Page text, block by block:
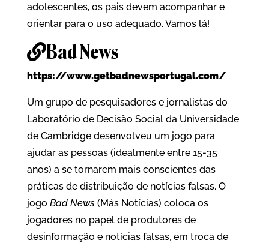
adolescentes, os pais devem acompanhar e
orientar para o uso adequado. Vamos lá!
Bad News
https://www.getbadnewsportugal.com/
Um grupo de pesquisadores e jornalistas do
Laboratório de Decisão Social da Universidade
de Cambridge desenvolveu um jogo para
ajudar as pessoas (idealmente entre 15-35
anos) a se tornarem mais conscientes das
práticas de distribuição de notícias falsas. O
jogo Bad News(Más Notícias) coloca os
jogadores no papel de produtores de
desinformação e notícias falsas, em troca de